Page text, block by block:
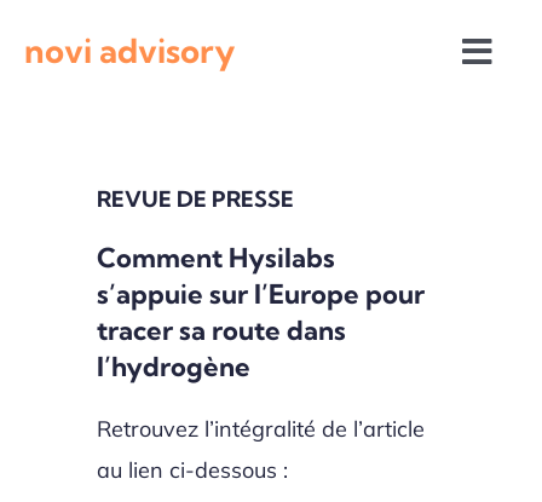
novi advisory
Actualités institutionnelles
Appels à projets
REVUE DE PRESSE
Comment Hysilabs
s’appuie sur l’Europe pour
tracer sa route dans
l’hydrogène
Retrouvez l’intégralité de l’article
au lien ci-dessous :